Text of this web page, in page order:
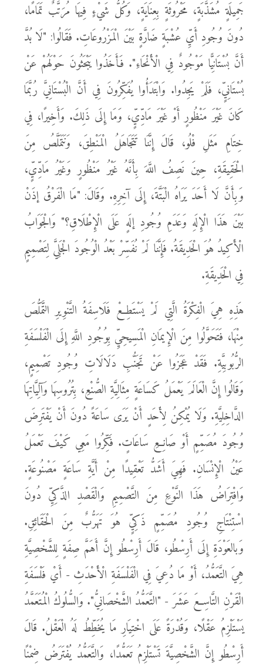
جَمِيلَةٍ مُشَذَّبَةٍ، مَحْرُوثَةٍ بِعِنَايَةٍ، وَكُلُّ شَيْءٍ فِيهَا مُرَتَّبٌ تَمَامًا،
دُونَ وُجُودِ أَيِّ عُشْبَةٍ ضَارَّةٍ بَيْنَ الْمَزْرُوعَاتِ. فَقَالُوا: "لَا بُدَّ
أَنَّ بُسْتَانِيًّا مَوْجُودٌ فِي الْأَنْحَاءِ". فَأَخَذُوا يَبْحَثُونَ حَوْلَهُمْ عَنْ
بُسْتَانِيٍّ، فَلَمْ يَجِدُوا. وَابْتَدَأُوا يُفَكِّرُونَ فِي أَنَّ الْبُسْتَانِيَّ رُبَّمَا
كَانَ غَيْرَ مَنْظُورٍ أَوْ غَيْرَ مَادِّيٍّ، وَمَا إِلَى ذَلِكَ. وَأَخِيرًا، فِي
خِتَامِ مَثَلِ فْلُو، قَالَ إِنَّنَا تَتَجَاهَلُ الْمَنْطِقَ، وَنَتَمَلَّصُ مِنَ
الْحَقِيقَةِ، حِينَ نَصِفُ اللَّهَ بِأَنَّهُ غَيْرُ مَنْظُورٍ وَغَيْرُ مَادِّيٍّ،
وَبِأَنَّ لَا أَحَدَ يَرَاهُ الْبَتَّةَ، إِلَى آخِرِهِ. وَقَالَ: "مَا الْفَرْقُ إذَنْ
بَيْنَ هَذَا الْإِلَهِ وَعَدَمِ وُجُودِ إلَهٍ عَلَى الْإِطْلَاقِ؟" وَالْجَوَابُ
الْأَكِيدُ هُوَ الْحَدِيقَةُ. فَإِنَّنَا لَمْ نُفَسِّرْ بَعْدُ الْوُجُودَ الْجَلِيَّ لِتَصْمِيمٍ
فِي الْحَدِيقَةِ.
هَذِهِ هِيَ الْفِكْرَةُ الَّتِي لَمْ يَسْتَطِعْ فَلَاسِفَةُ التَّنْوِيرِ التَّمَلُّصَ
مِنْهَا، فَتَحَوَّلُوا مِنَ الْإِيمَانِ الْمَسِيحِيِّ بِوُجُودِ اللَّهِ إِلَى الْفَلْسَفَةِ
الرُّبُوبِيَّةِ. فَقَدْ عَجَزُوا عَنْ تَجَنُّبِ دَلَالَاتِ وُجُودِ تَصْمِيمٍ،
وَقَالُوا إِنَّ الْعَالَمَ يَعْمَلُ كَسَاعَةٍ مِثَالِيَّةِ الصُّنْعِ، بِتُرُوسِهَا وَآلِيَّاتِهَا
الدَّاخِلِيَّةِ. وَلَا يُمْكِنُ لِأَحَدٍ أَنْ يَرَى سَاعَةً دُونَ أَنْ يَفْتَرِضَ
وُجُودَ مُصَمِّمٍ أَوْ صَانِعِ سَاعَاتٍ. فَكِّرُوا مَعِي كَيْفَ تَعْمَلُ
عَيْنُ الْإِنْسَانِ. فَهِيَ أَشَدُّ تَعْقِيدًا مِنْ أَيَّةِ سَاعَةٍ مَصْنُوعَةٍ.
وَافْتِرَاضُ هَذَا النَّوْعِ مِنَ التَّصْمِيمِ وَالْقَصْدِ الذَّكِيِّ دُونَ
اسْتِنْتَاجِ وُجُودِ مُصَمِّمٍ ذَكِيٍّ هُوَ تَهَرُّبٌ مِنَ الْحَقَائِقِ.
وَبالعَوْدَةِ إِلَى أَرِسْطُو، قَالَ أَرِسْطُو إِنَّ أَهَمَّ صِفَةٍ لِلشَّخْصِيَّةِ
هِيَ التَّعَمُّدُ، أَوْ مَا دُعِيَ فِي الْفَلْسَفَةِ الْأَحْدَثِ - أَيْ فَلْسَفَةِ
الْقَرْنِ التَّاسِعَ عَشَرَ - "التَّعَمُّدُ الشَّخْصَانِيُّ". وَالسُّلُوكُ الْمُتَعَمَّدُ
يَسْتَلْزِمُ عَقْلًا، وَقُدْرَةً عَلَى اخْتِيَارِ مَا يُخَطِّطُ لَهُ الْعَقْلُ. قَالَ
أَرِسْطُو إِنَّ الشَّخْصِيَّةَ تَسْتَلْزِمُ تَعَمُّدًا، وَالتَّعَمُّدُ يُفْتَرَضُ ضِمْنًا